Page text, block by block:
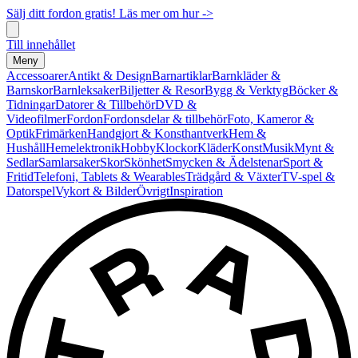
Sälj ditt fordon gratis! Läs mer om hur ->
Till innehållet
Meny
AccessoarerAntikt & DesignBarnartiklarBarnkläder &
BarnskorBarnleksakerBiljetter & ResorBygg & VerktygBöcker &
TidningarDatorer & TillbehörDVD &
VideofilmerFordonFordonsdelar & tillbehörFoto, Kameror &
OptikFrimärkenHandgjort & KonsthantverkHem &
HushållHemelektronikHobbyKlockorKläderKonstMusikMynt &
SedlarSamlarsakerSkorSkönhetSmycken & ÄdelstenarSport &
FritidTelefoni, Tablets & WearablesTrädgård & VäxterTV-spel &
DatorspelVykort & BilderÖvrigtInspiration